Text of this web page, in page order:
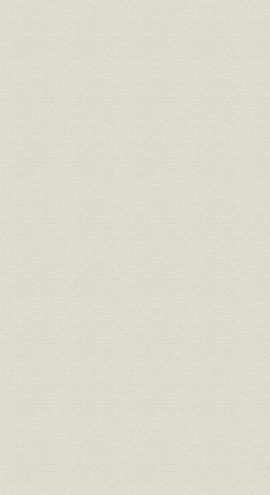
沿革 年表
明治38年
(2007)
社歌 北越製紙株式会社社歌
社歌 北越製紙行進曲
参考文献 主な参考文献